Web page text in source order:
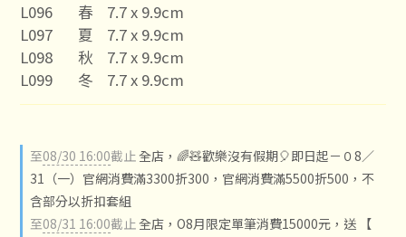
L096	春	7.7 x 9.9cm
L097	夏	7.7 x 9.9cm
L098	秋	7.7 x 9.9cm
L099	冬	7.7 x 9.9cm
至08/30 16:00截止全店，🌈🧸歡樂沒有假期🎈即日起－０8／
31（一）官網消費滿3300折300，官網消費滿5500折500，不
含部分以折扣套組
至08/31 16:00截止全店，O8月限定單筆消費15000元，送 【